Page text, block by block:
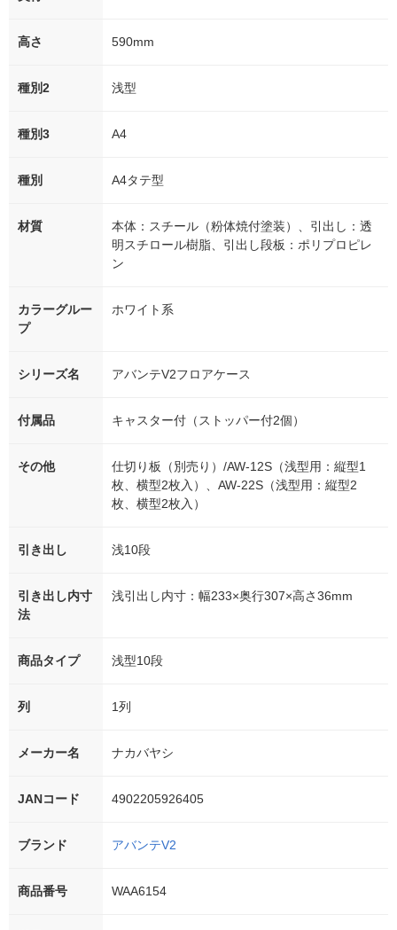
高さ 590mm
種別2 浅型
種別3 A4
種別 A4タテ型
材質
本体：スチール（粉体焼付塗装）、引出し：透
明スチロール樹脂、引出し段板：ポリプロピレ
ン
カラーグルー
プ
ホワイト系
シリーズ名 アバンテV2フロアケース
付属品 キャスター付（ストッパー付2個）
その他
仕切り板（別売り）/AW-12S（浅型用：縦型1
枚、横型2枚入）、AW-22S（浅型用：縦型2
枚、横型2枚入）
引き出し 浅10段
引き出し内寸
法
浅引出し内寸：幅233×奥行307×高さ36mm
商品タイプ 浅型10段
列 1列
メーカー名 ナカバヤシ
JANコード 4902205926405
ブランド アバンテV2
商品番号 WAA6154